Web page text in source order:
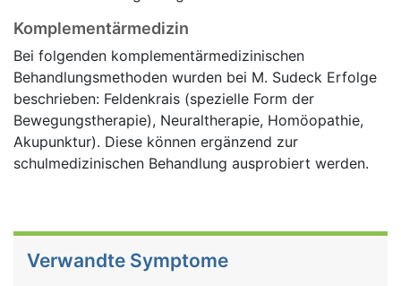
Komplementärmedizin
Bei folgenden komplementärmedizinischen
Behandlungsmethoden wurden bei M. Sudeck Erfolge
beschrieben: Feldenkrais (spezielle Form der
Bewegungstherapie), Neuraltherapie, Homöopathie,
Akupunktur). Diese können ergänzend zur
schulmedizinischen Behandlung ausprobiert werden.
Verwandte Symptome